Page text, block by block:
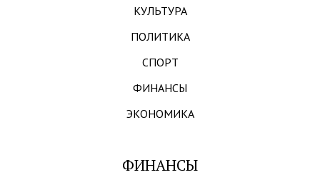
КУЛЬТУРА
ПОЛИТИКА
СПОРТ
ФИНАНСЫ
ЭКОНОМИКА
ФИНАНСЫ